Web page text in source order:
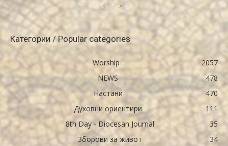
Категории / Popular categories
Worship
2057
NEWS
478
Настани
470
Духовни ориентири
111
8th Day - Diocesan Journal
35
Зборови за живот
34